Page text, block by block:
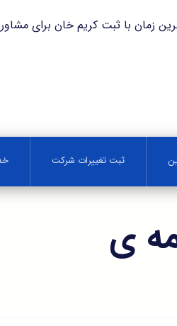
خان برای مشاوره با شماره ۸۷۱۴۶ تماس
ثبت تغییرات شرکت
ی